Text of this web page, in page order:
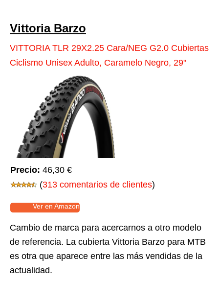
Vittoria Barzo
VITTORIA TLR 29X2.25 Cara/NEG G2.0 Cubiertas
Ciclismo Unisex Adulto, Caramelo Negro, 29"
Precio: 46,30 €
(313 comentarios de clientes)
Ver en Amazon
Cambio de marca para acercarnos a otro modelo
de referencia. La cubierta Vittoria Barzo para MTB
es otra que aparece entre las más vendidas de la
actualidad.